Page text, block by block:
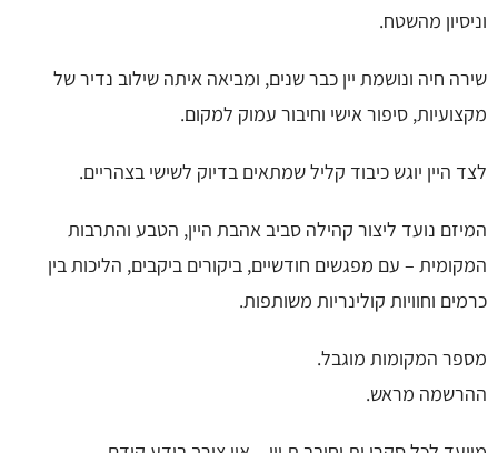
וניסיון מהשטח.
שירה חיה ונושמת יין כבר שנים, ומביאה איתה שילוב נדיר של
מקצועיות, סיפור אישי וחיבור עמוק למקום.
לצד היין יוגש כיבוד קליל שמתאים בדיוק לשישי בצהריים.
המיזם נועד ליצור קהילה סביב אהבת היין, הטבע והתרבות
המקומית – עם מפגשים חודשיים, ביקורים ביקבים, הליכות בין
כרמים וחוויות קולינריות משותפות.
מספר המקומות מוגבל.
ההרשמה מראש.